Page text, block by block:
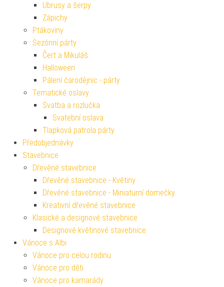
Ubrusy a šerpy
Zápichy
Ptákoviny
Sezónní párty
Čert a Mikuláš
Halloween
Pálení čarodějnic - párty
Tematické oslavy
Svatba a rozlučka
Svatební oslava
Tlapková patrola párty
Předobjednávky
Stavebnice
Dřevěné stavebnice
Dřevěné stavebnice - Květiny
Dřevěné stavebnice - Miniaturní domečky
Kreativní dřevěné stavebnice
Klasické a designové stavebnice
Designové květinové stavebnice
Vánoce s Albi
Vánoce pro celou rodinu
Vánoce pro děti
Vánoce pro kamarády